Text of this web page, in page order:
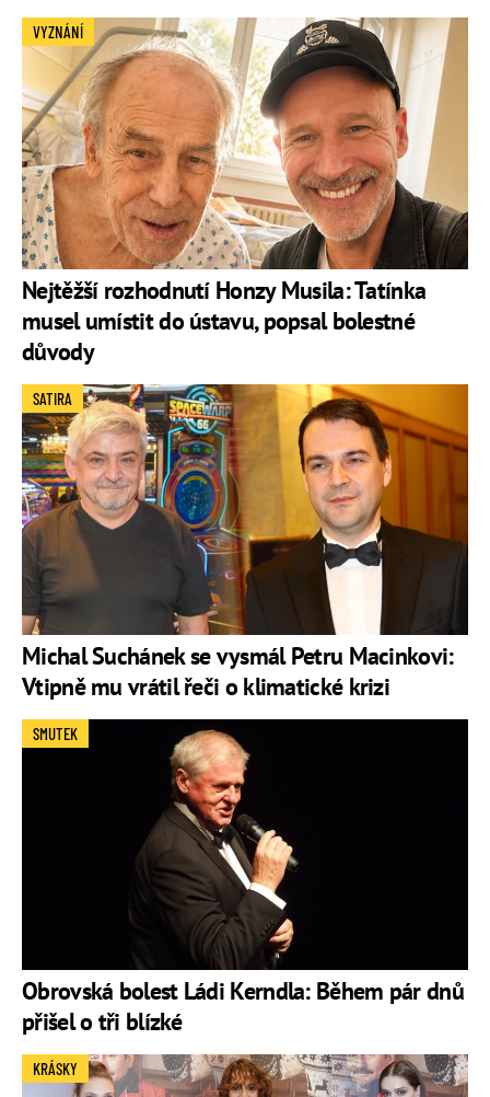
Nejtěžší rozhodnutí Honzy Musila: Tatínka
musel umístit do ústavu, popsal bolestné
důvody
VYZNÁNÍ
Michal Suchánek se vysmál Petru Macinkovi:
Vtipně mu vrátil řeči o klimatické krizi
SATIRA
Obrovská bolest Ládi Kerndla: Během pár dnů
přišel o tři blízké
SMUTEK
KRÁSKY